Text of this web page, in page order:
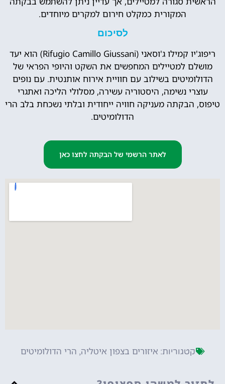
המקורית כמקלט חירום למקרים מיוחדים.
לסיכום
ריפוג'יו קמילו ג'וסאני (Rifugio Camillo Giussani) הוא יעד
מושלם למטיילים המחפשים את השקט והיופי הפראי של
הדולומיטים בשילוב עם חוויית אירוח אותנטית. עם נופים
עוצרי נשימה, היסטוריה עשירה, מסלולי הליכה ואתגרי
טיפוס, הבקתה מעניקה חוויה ייחודית ובלתי נשכחת בלב הרי
הדולומיטים.
לאתר הרשמי של הבקתה לחצו כאן
קטגוריות: איזורים בצפון איטליה, הרי הדולומיטים